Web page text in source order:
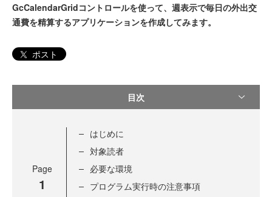
GcCalendarGridコントロールを使って、週表示で毎日の外出交
通費を精算するアプリケーションを作成してみます。
ポスト
目次
Page
1
はじめに
対象読者
必要な環境
プログラム実行時の注意事項